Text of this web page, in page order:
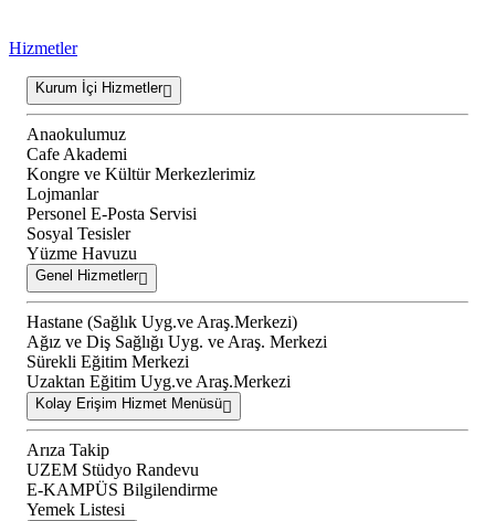
Hizmetler
Kurum İçi Hizmetler
Anaokulumuz
Cafe Akademi
Kongre ve Kültür Merkezlerimiz
Lojmanlar
Personel E-Posta Servisi
Sosyal Tesisler
Yüzme Havuzu
Genel Hizmetler
Hastane (Sağlık Uyg.ve Araş.Merkezi)
Ağız ve Diş Sağlığı Uyg. ve Araş. Merkezi
Sürekli Eğitim Merkezi
Uzaktan Eğitim Uyg.ve Araş.Merkezi
Kolay Erişim Hizmet Menüsü
Arıza Takip
UZEM Stüdyo Randevu
E-KAMPÜS Bilgilendirme
Yemek Listesi